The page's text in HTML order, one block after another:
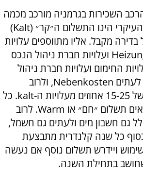
השכירות בגרמניה מורכב מכמה
הינו התשלום ה״קר״ (Kalt
)
מקבל. אליו מתווספים עלויות
ועלויות חברת ניהול הנכס
החימום ועלויות חברת ניהול
Nebenkosten, ולרוב
ה-
kalt. כל
תשלום ״חם״ או Warm. לרוב
גם חשבון מים ולעתים גם חשמל,
כל שנה קלנדרית מתבצעת
ויידרש תשלום נוסף אם נעשה
בתחילת השנה.